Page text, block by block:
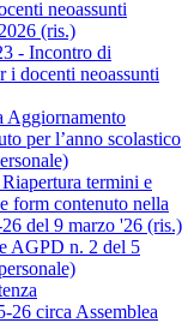
neoassunti
(ris.)
- Incontro di
i docenti neoassunti
Aggiornamento
per l’anno scolastico
termini e
form contenuto nella
del 9 marzo '26 (ris.)
AGPD n. 2 del 5
26 circa Assemblea